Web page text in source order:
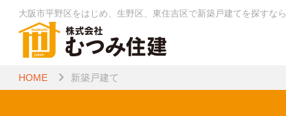
大阪市平野区をはじめ、生野区、東住吉区で新築戸建てを探すなら
HOME 新築戸建て